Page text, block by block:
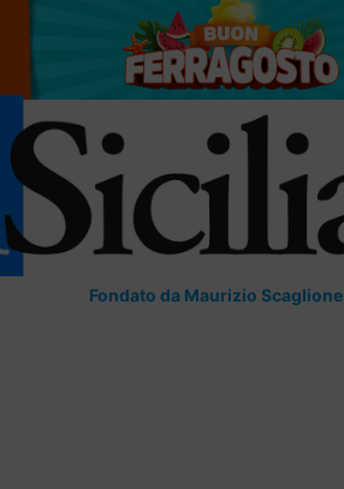
Fondato da Maurizio Scaglione